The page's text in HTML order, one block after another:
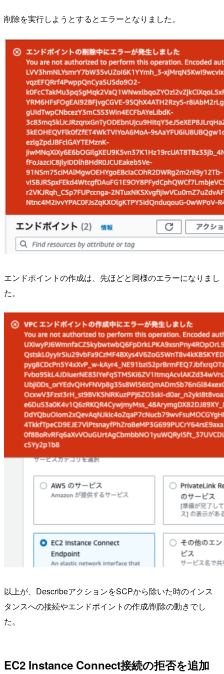
削除を実行しようとするとエラーとなりました。
エンドポイントの作成は、先ほどと同様のエラーになりまし
た。
以上が、DescribeアクションをSCPから除いた時のインス
タンスへの接続やエンドポイントの作成/削除の動きでし
た。
EC2 Instance Connect接続の拒否を追加